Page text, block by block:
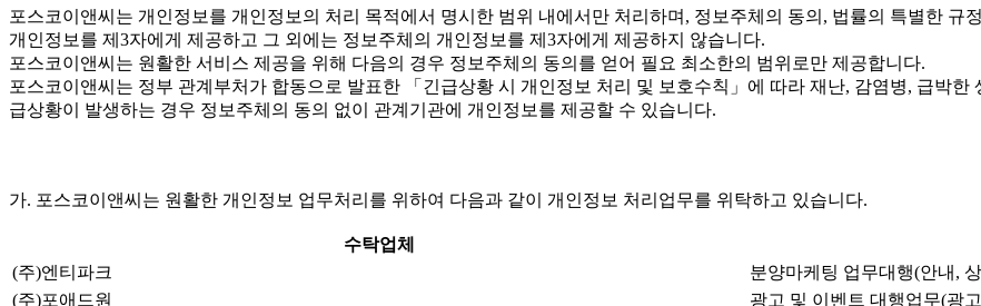
포스코이앤씨는 개인정보를 개인정보의 처리 목적에서 명시한 범위 내에서만 처리하며, 정보주체의 동의, 법률의 특별한 규
개인정보를 제3자에게 제공하고 그 외에는 정보주체의 개인정보를 제3자에게 제공하지 않습니다.
포스코이앤씨는 원활한 서비스 제공을 위해 다음의 경우 정보주체의 동의를 얻어 필요 최소한의 범위로만 제공합니다.
포스코이앤씨는 정부 관계부처가 합동으로 발표한 「긴급상황 시 개인정보 처리 및 보호수칙」에 따라 재난, 감염병, 급박한
급상황이 발생하는 경우 정보주체의 동의 없이 관계기관에 개인정보를 제공할 수 있습니다.
가. 포스코이앤씨는 원활한 개인정보 업무처리를 위하여 다음과 같이 개인정보 처리업무를 위탁하고 있습니다.
수탁업체
(주)엔티파크
분양마케팅 업무대행(안내,
(주)포애드원
광고 및 이벤트 대행업무(광